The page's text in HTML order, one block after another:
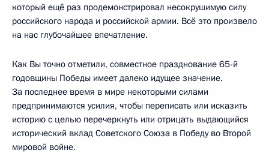
который ещё раз продемонстрировал несокрушимую силу
российского народа и российской армии. Всё это произвело
на нас глубочайшее впечатление.
Как Вы точно отметили, совместное празднование 65-й
годовщины Победы имеет далеко идущее значение.
За последнее время в мире некоторыми силами
предпринимаются усилия, чтобы переписать или исказить
историю с целью перечеркнуть или отрицать выдающийся
исторический вклад Советского Союза в Победу во Второй
мировой войне.